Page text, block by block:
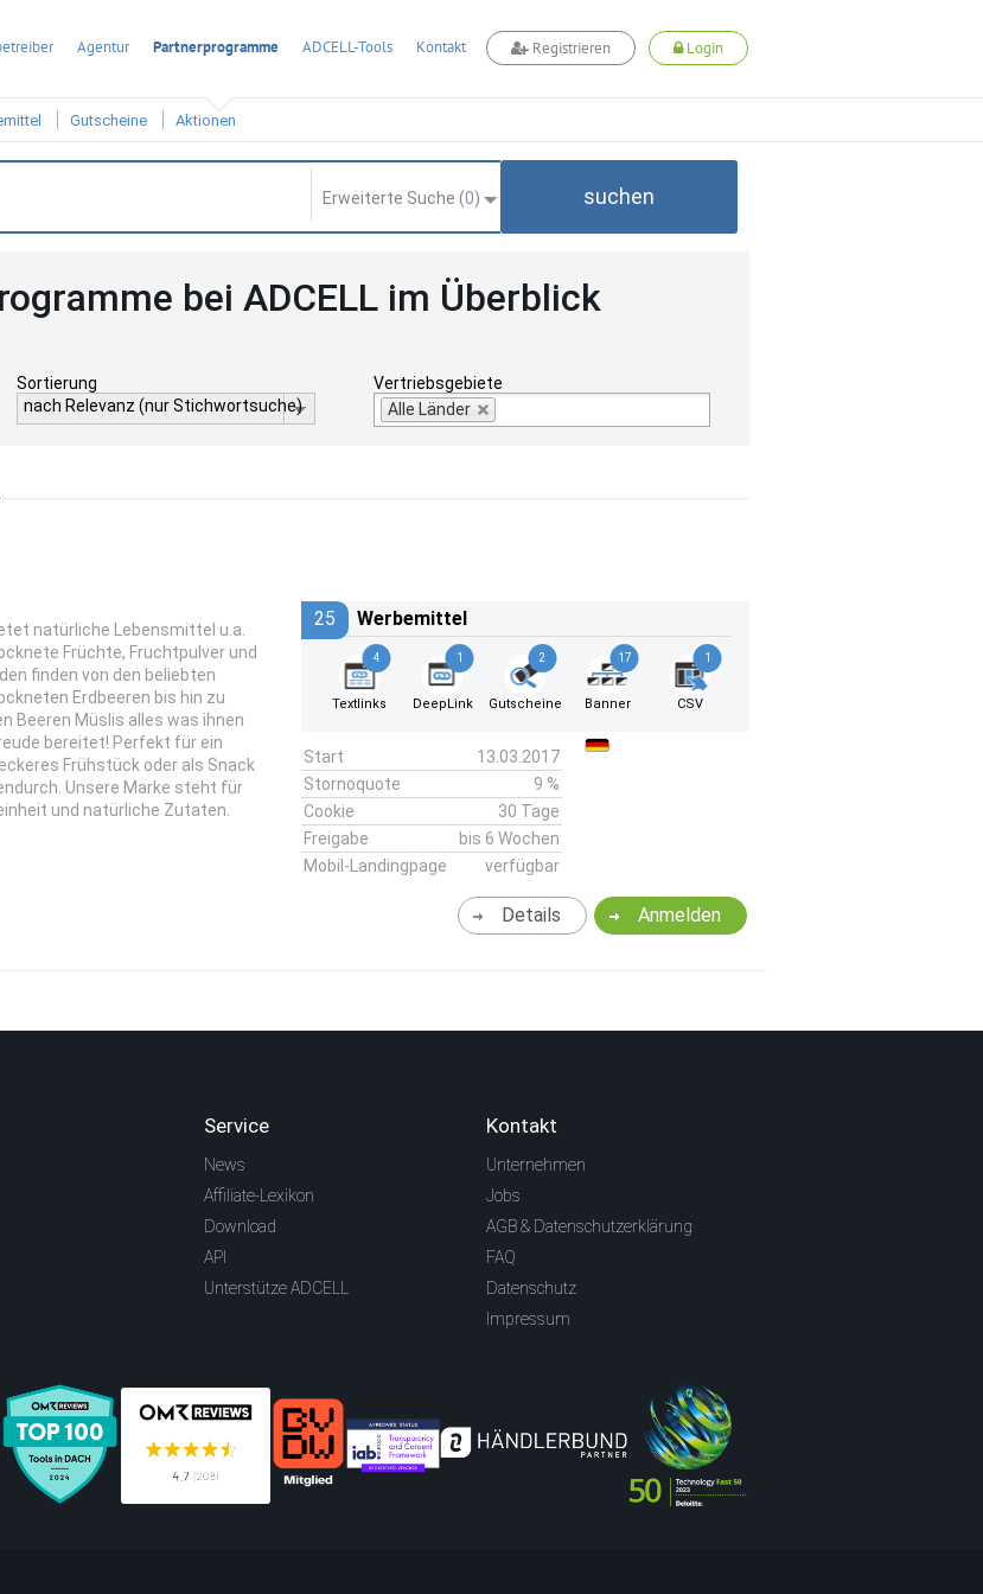
Agentur Partnerprogramme ADCELL-Tools Kontakt Registrieren Login
Gutscheine Aktionen
Erweiterte Suche (0) suchen
bei ADCELL im Überblick
Sortierung
nach Relevanz (nur Stichwortsuche)
Vertriebsgebiete
Alle Länder
natürliche Lebensmittel u.a.
Früchte, Fruchtpulver und
finden von den beliebten
Erdbeeren bis hin zu
Beeren Müslis alles was ihnen
bereitet! Perfekt für ein
Frühstück oder als Snack
Unsere Marke steht für
und natürliche Zutaten.
25 Werbemittel
4
Textlinks
1
DeepLink
2
Gutscheine
17
Banner
1
CSV
Start
13.03.2017
Stornoquote
9 %
Cookie
30 Tage
Freigabe
bis 6 Wochen
Mobil-Landingpage
verfügbar
Anmelden
Details
Service
News
Affiliate-Lexikon
Download
API
Unterstütze ADCELL
Kontakt
Unternehmen
Jobs
AGB & Datenschutzerklärung
FAQ
Datenschutz
Impressum